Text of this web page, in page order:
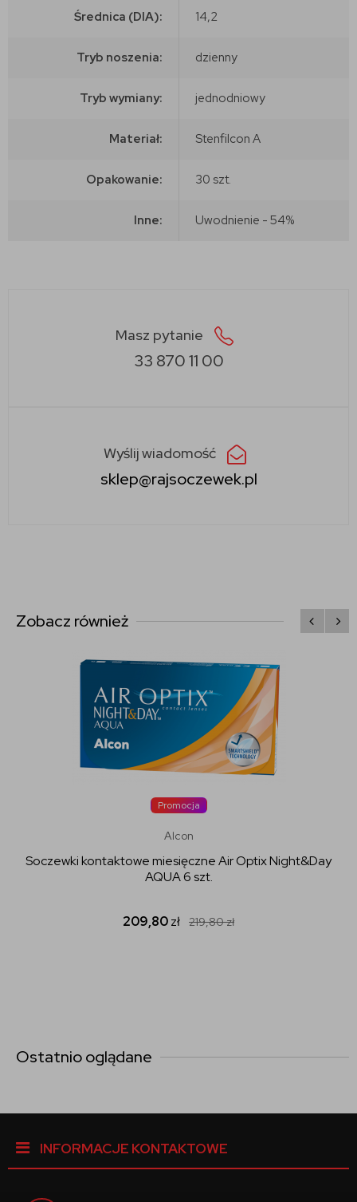
Średnica (DIA): 14,2
Tryb noszenia: dzienny
Tryb wymiany: jednodniowy
Materiał: Stenfilcon A
Opakowanie: 30 szt.
Inne: Uwodnienie - 54%
Masz pytanie
33 870 11 00
Wyślij wiadomość
sklep@rajsoczewek.pl
Zobacz również
Promocja
Alcon
Soczewki kontaktowe miesięczne Air Optix Night&Day
AQUA 6 szt.
209,80zł 219,80zł
Ostatnio oglądane
INFORMACJE KONTAKTOWE